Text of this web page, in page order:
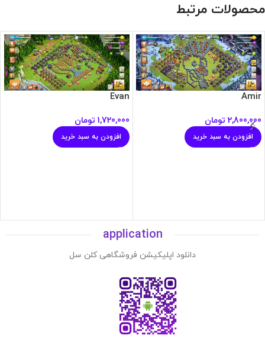
محصولات مرتبط
Amir
2,800,000 تومان
افزودن به سبد خرید
Evan
1,720,000 تومان
افزودن به سبد خرید
application
دانلود اپلیکیشن فروشگاهی کلن سل